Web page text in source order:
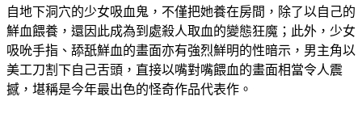
自地下洞穴的少女吸血鬼，不僅把她養在房間，除了以自己的
鮮血餵養，還因此成為到處殺人取血的變態狂魔；此外，少女
吸吮手指、舔舐鮮血的畫面亦有強烈鮮明的性暗示，男主角以
美工刀割下自己舌頭，直接以嘴對嘴餵血的畫面相當令人震
撼，堪稱是今年最出色的怪奇作品代表作。